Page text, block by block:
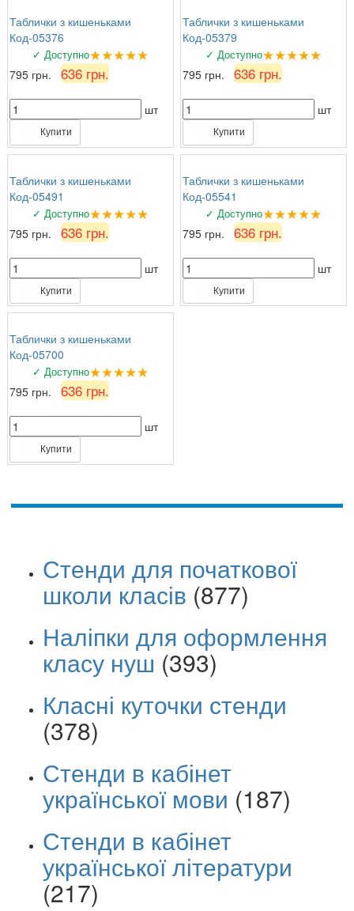
Таблички з кишеньками
Код-05376
✓ Доступно★★★★★
795 грн. 636 грн.
шт
Купити
Таблички з кишеньками
Код-05379
✓ Доступно★★★★★
795 грн. 636 грн.
шт
Купити
Таблички з кишеньками
Код-05491
✓ Доступно★★★★★
795 грн. 636 грн.
шт
Купити
Таблички з кишеньками
Код-05541
✓ Доступно★★★★★
795 грн. 636 грн.
шт
Купити
Таблички з кишеньками
Код-05700
✓ Доступно★★★★★
795 грн. 636 грн.
шт
Купити
Стенди для початкової
школи класів (877)
Наліпки для оформлення
класу нуш (393)
Класні куточки стенди
(378)
Стенди в кабінет
української мови (187)
Стенди в кабінет
української літератури
(217)